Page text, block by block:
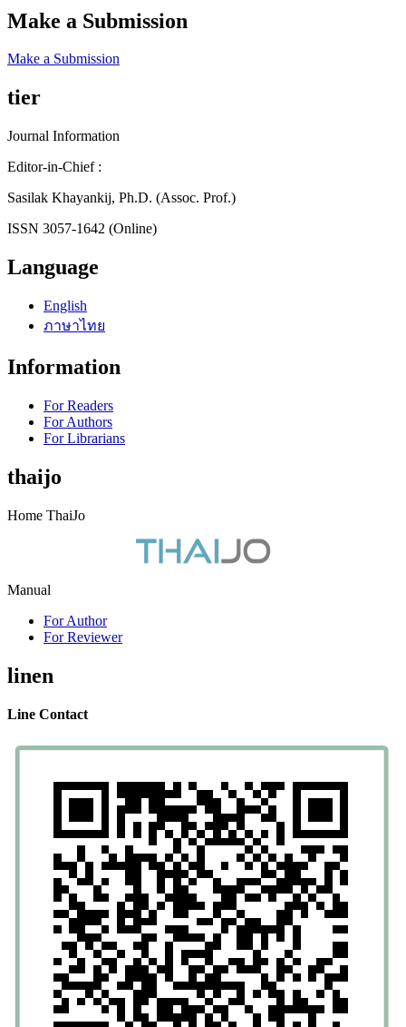
Make a Submission
Make a Submission
tier
Journal Information
Editor-in-Chief :
Sasilak Khayankij, Ph.D. (Assoc. Prof.)
ISSN 3057-1642 (Online)
Language
English
ภาษาไทย
Information
For Readers
For Authors
For Librarians
thaijo
Home ThaiJo
Manual
For Author
For Reviewer
linen
Line Contact